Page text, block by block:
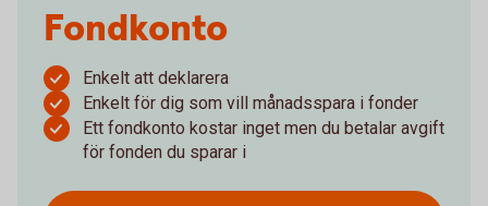
Fondkonto
Enkelt att deklarera
Enkelt för dig som vill månadsspara i fonder
Ett fondkonto kostar inget men du betalar avgift
för fonden du sparar i